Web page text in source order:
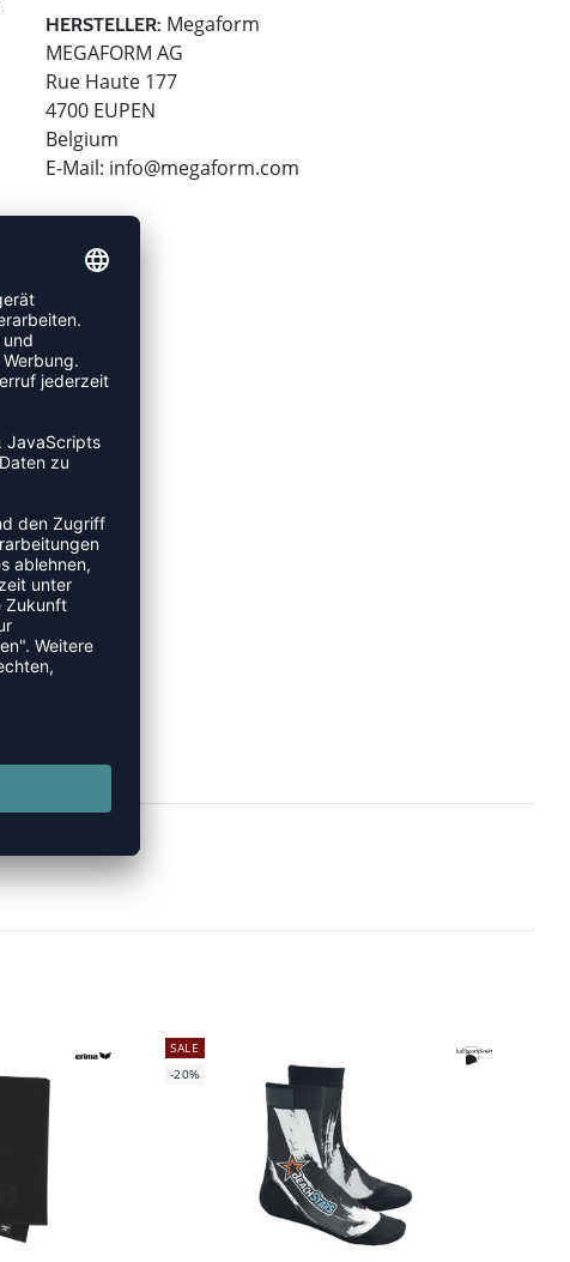
HERSTELLER: Megaform
MEGAFORM AG
Rue Haute 177
4700 EUPEN
Belgium
E-Mail: info@megaform.com
SALE
-20%